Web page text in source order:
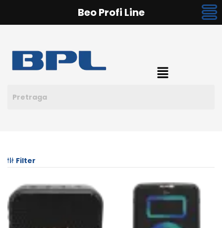
Filter
Beo Profi Line